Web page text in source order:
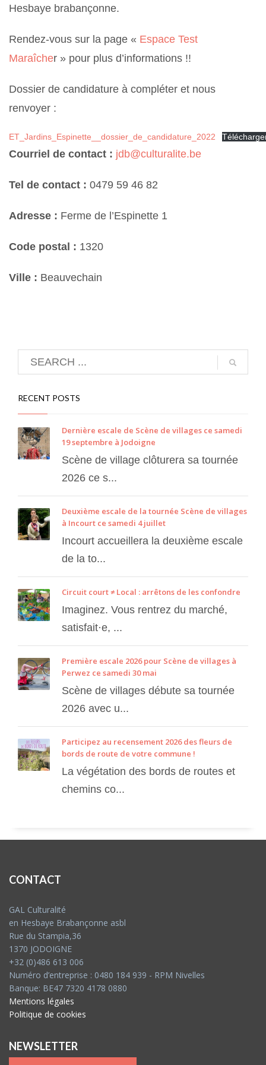
Hesbaye brabançonne.
Rendez-vous sur la page « Espace Test
Maraîcher » pour plus d’informations !!
Dossier de candidature à compléter et nous
renvoyer :
ET_Jardins_Espinette__dossier_de_candidature_2022
Courriel de contact : jdb@culturalite.be
Tel de contact : 0479 59 46 82
Adresse : Ferme de l’Espinette 1
Code postal : 1320
Ville : Beauvechain
RECENT POSTS
Dernière escale de Scène de villages ce samedi
19 septembre à Jodoigne
Scène de village clôturera sa tournée
2026 ce s...
Deuxième escale de la tournée Scène de villages
à Incourt ce samedi 4 juillet
Incourt accueillera la deuxième escale
de la to...
Circuit court ≠ Local : arrêtons de les confondre
Imaginez. Vous rentrez du marché,
satisfait·e, ...
Première escale 2026 pour Scène de villages à
Perwez ce samedi 30 mai
Scène de villages débute sa tournée
2026 avec u...
Participez au recensement 2026 des fleurs de
bords de route de votre commune !
La végétation des bords de routes et
chemins co...
CONTACT
GAL Culturalité
en Hesbaye Brabançonne asbl
Rue du Stampia,36
1370 JODOIGNE
+32 (0)486 613 006
Numéro d’entreprise : 0480 184 939 - RPM Nivelles
Banque: BE47 7320 4178 0880
Mentions légales
Politique de cookies
NEWSLETTER